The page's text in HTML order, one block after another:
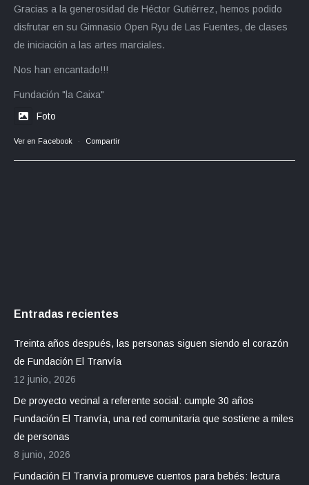
Gracias a la generosidad de Héctor Gutiérrez, hemos podido
disfrutar en su Gimnasio Open Ryu de Las Fuentes, de clases
de iniciación a las artes marciales.
Nos han encantado!!!
Fundación "la Caixa"
Foto
Ver en Facebook · Compartir
Entradas recientes
Treinta años después, las personas siguen siendo el corazón
de Fundación El Tranvía
12 junio, 2026
De proyecto vecinal a referente social: cumple 30 años
Fundación El Tranvía, una red comunitaria que sostiene a miles
de personas
8 junio, 2026
Fundación El Tranvía promueve cuentos para bebés: lectura